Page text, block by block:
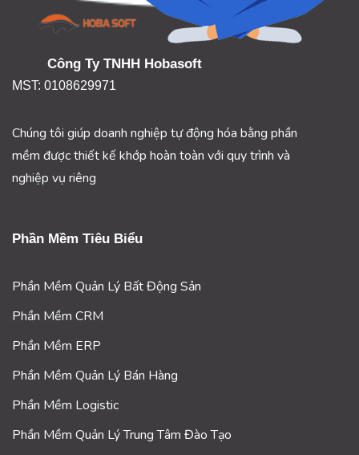
Công Ty TNHH Hobasoft
MST: 0108629971
Chúng tôi giúp doanh nghiệp tự động hóa bằng phần
mềm được thiết kế khớp hoàn toàn với quy trình và
nghiệp vụ riêng
Phần Mềm Tiêu Biểu
Phần Mềm Quản Lý Bất Động Sản
Phần Mềm CRM
Phần Mềm ERP
Phần Mềm Quản Lý Bán Hàng
Phần Mềm Logistic
Phần Mềm Quản Lý Trung Tâm Đào Tạo